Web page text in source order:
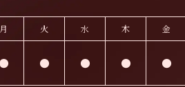
月 火 水 木 金
● ● ● ● ●